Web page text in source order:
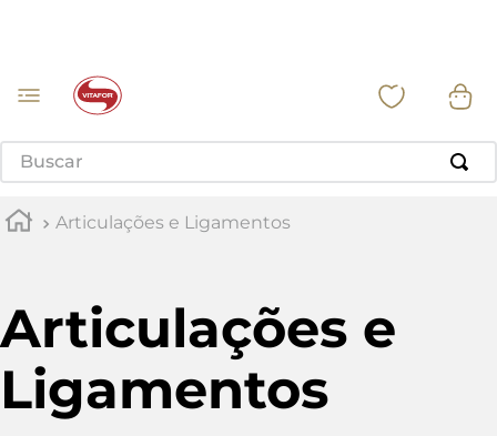
Buscar
Articulações e Ligamentos
Articulações e
Ligamentos